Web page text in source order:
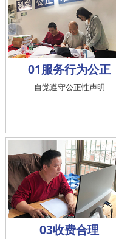
01服务行为公正
自觉遵守公正性声明
03收费合理